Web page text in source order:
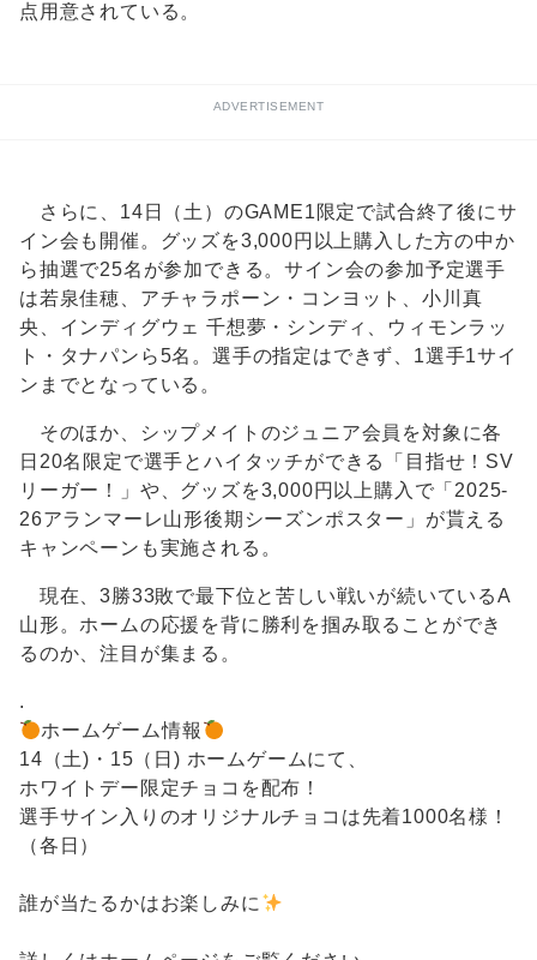
点用意されている。
ADVERTISEMENT
さらに、14日（土）のGAME1限定で試合終了後にサ
イン会も開催。グッズを3,000円以上購入した方の中か
ら抽選で25名が参加できる。サイン会の参加予定選手
は若泉佳穂、アチャラポーン・コンヨット、小川真
央、インディグウェ 千想夢・シンディ、ウィモンラッ
ト・タナパンら5名。選手の指定はできず、1選手1サイ
ンまでとなっている。
そのほか、シップメイトのジュニア会員を対象に各
日20名限定で選手とハイタッチができる「目指せ！SV
リーガー！」や、グッズを3,000円以上購入で「2025-
26アランマーレ山形後期シーズンポスター」が貰える
キャンペーンも実施される。
現在、3勝33敗で最下位と苦しい戦いが続いているA
山形。ホームの応援を背に勝利を掴み取ることができ
るのか、注目が集まる。
.
ホームゲーム情報
14（土)・15（日) ホームゲームにて、
ホワイトデー限定チョコを配布！
選手サイン入りのオリジナルチョコは先着1000名様！
（各日）
誰が当たるかはお楽しみに